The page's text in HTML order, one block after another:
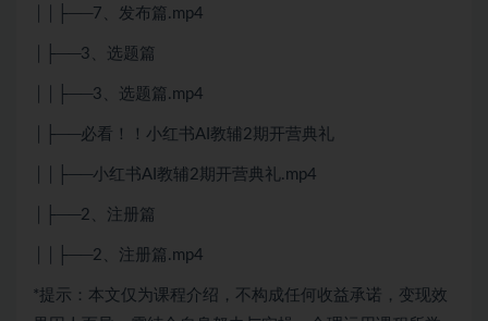
││├──7、发布篇.mp4
│├──3、选题篇
││├──3、选题篇.mp4
│├──必看！！小红书AI教辅2期开营典礼
││├──小红书AI教辅2期开营典礼.mp4
│├──2、注册篇
││├──2、注册篇.mp4
*提示：本文仅为课程介绍，不构成任何收益承诺，变现效